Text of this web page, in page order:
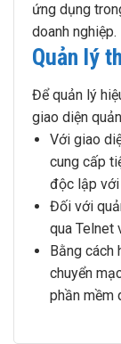
ứng dụng
doanh nghiệp.
Quản lý
Để quản lý
giao diện
Với giao
cung cấp
độc lập với
Đối với
qua Telnet
Bằng cách
chuyển
phần mềm